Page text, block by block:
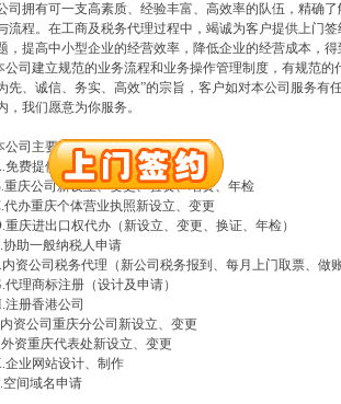
司拥有可一支高素质、经验丰富、高效率的队伍，精确
流程。在工商及税务代理过程中，竭诚为客户提供上门
，提高中小型企业的经营效率，降低企业的经营成本，得
公司建立规范的业务流程和业务操作管理制度，有规范
先、诚信、务实、高效”的宗旨，客户如对本公司服务
，我们愿意为你服务。
公司主要业务为：
免费提供工商及税务咨询服务
重庆公司新设立、变更、验资、增资、年检
代办重庆个体营业执照新设立、变更
重庆进出口权代办（新设立、变更、换证、年检）
协助一般纳税人申请
资公司税务代理（新公司税务报到、每月上门取票、做
代理商标注册（设计及申请）
注册香港公司
资公司重庆分公司新设立、变更
资重庆代表处新设立、变更
企业网站设计、制作
间域名申请